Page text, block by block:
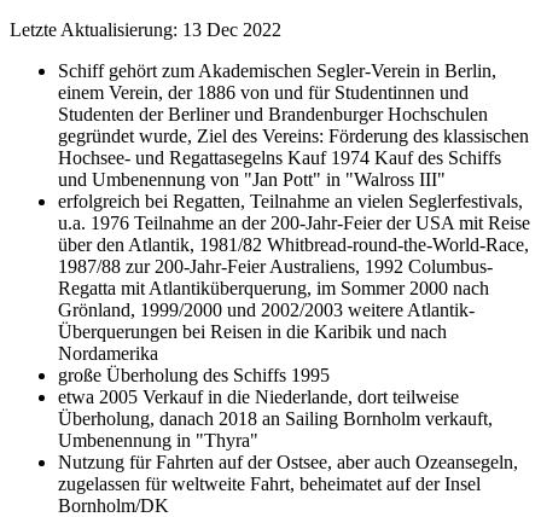
Letzte Aktualisierung: 13 Dec 2022
Schiff gehört zum Akademischen Segler-Verein in Berlin,
einem Verein, der 1886 von und für Studentinnen und
Studenten der Berliner und Brandenburger Hochschulen
gegründet wurde, Ziel des Vereins: Förderung des klassischen
Hochsee- und Regattasegelns Kauf 1974 Kauf des Schiffs
und Umbenennung von "Jan Pott" in "Walross III"
erfolgreich bei Regatten, Teilnahme an vielen Seglerfestivals,
u.a. 1976 Teilnahme an der 200-Jahr-Feier der USA mit Reise
über den Atlantik, 1981/82 Whitbread-round-the-World-Race,
1987/88 zur 200-Jahr-Feier Australiens, 1992 Columbus-
Regatta mit Atlantiküberquerung, im Sommer 2000 nach
Grönland, 1999/2000 und 2002/2003 weitere Atlantik-
Überquerungen bei Reisen in die Karibik und nach
Nordamerika
große Überholung des Schiffs 1995
etwa 2005 Verkauf in die Niederlande, dort teilweise
Überholung, danach 2018 an Sailing Bornholm verkauft,
Umbenennung in "Thyra"
Nutzung für Fahrten auf der Ostsee, aber auch Ozeansegeln,
zugelassen für weltweite Fahrt, beheimatet auf der Insel
Bornholm/DK